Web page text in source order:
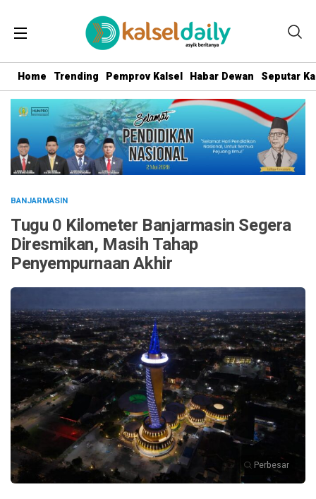
Home Trending Pemprov Kalsel Habar Dewan Seputar
BANJARMASIN
Tugu 0 Kilometer Banjarmasin Segera
Diresmikan, Masih Tahap
Penyempurnaan Akhir
Perbesar